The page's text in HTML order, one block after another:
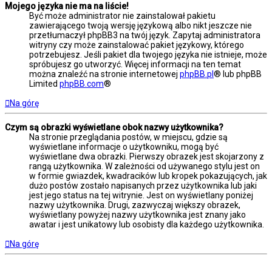
Mojego języka nie ma na liście!
Być może administrator nie zainstalował pakietu
zawierającego twoją wersję językową albo nikt jeszcze nie
przetłumaczył phpBB3 na twój język. Zapytaj administratora
witryny czy może zainstalować pakiet językowy, którego
potrzebujesz. Jeśli pakiet dla twojego języka nie istnieje, może
spróbujesz go utworzyć. Więcej informacji na ten temat
można znaleźć na stronie internetowej phpBB.pl® lub phpBB
Limited phpBB.com®
Na górę
Czym są obrazki wyświetlane obok nazwy użytkownika?
Na stronie przeglądania postów, w miejscu, gdzie są
wyświetlane informacje o użytkowniku, mogą być
wyświetlane dwa obrazki. Pierwszy obrazek jest skojarzony z
rangą użytkownika. W zależności od używanego stylu jest on
w formie gwiazdek, kwadracików lub kropek pokazujących, jak
dużo postów zostało napisanych przez użytkownika lub jaki
jest jego status na tej witrynie. Jest on wyświetlany poniżej
nazwy użytkownika. Drugi, zazwyczaj większy obrazek,
wyświetlany powyżej nazwy użytkownika jest znany jako
awatar i jest unikatowy lub osobisty dla każdego użytkownika.
Na górę